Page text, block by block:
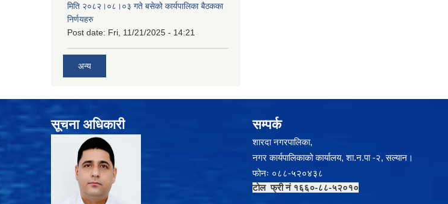
मिति २०८२।०८।०३ गते बसेको कार्यपालिका बैठकका
निर्णयहरु
Post date: Fri, 11/21/2025 - 14:21
अन्य
सूचना अधिकारी सम्पर्क
शारदा नगरपालिका,
नगर कार्यपालिकाको कार्यालय, शा.न.पा -२, सल्यान।
फोनः ०८८-५२०४३८
टोल फ्री नं १६६०-८८-५२०१०